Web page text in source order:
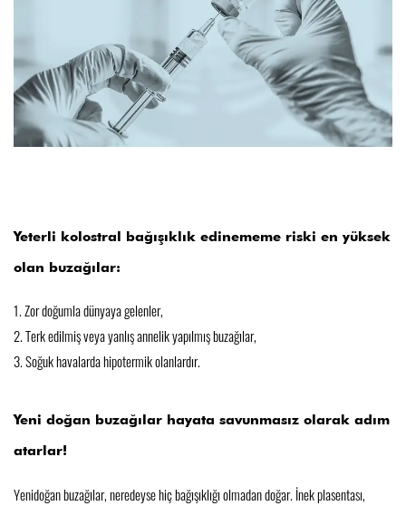
Yeterli kolostral bağışıklık edinememe riski en yüksek
olan buzağılar:
1. Zor doğumla dünyaya gelenler,
2. Terk edilmiş veya yanlış annelik yapılmış buzağılar,
3. Soğuk havalarda hipotermik olanlardır.
Yeni doğan buzağılar hayata savunmasız olarak adım
atarlar!
Yenidoğan buzağılar, neredeyse hiç bağışıklığı olmadan doğar. İnek plasentası,